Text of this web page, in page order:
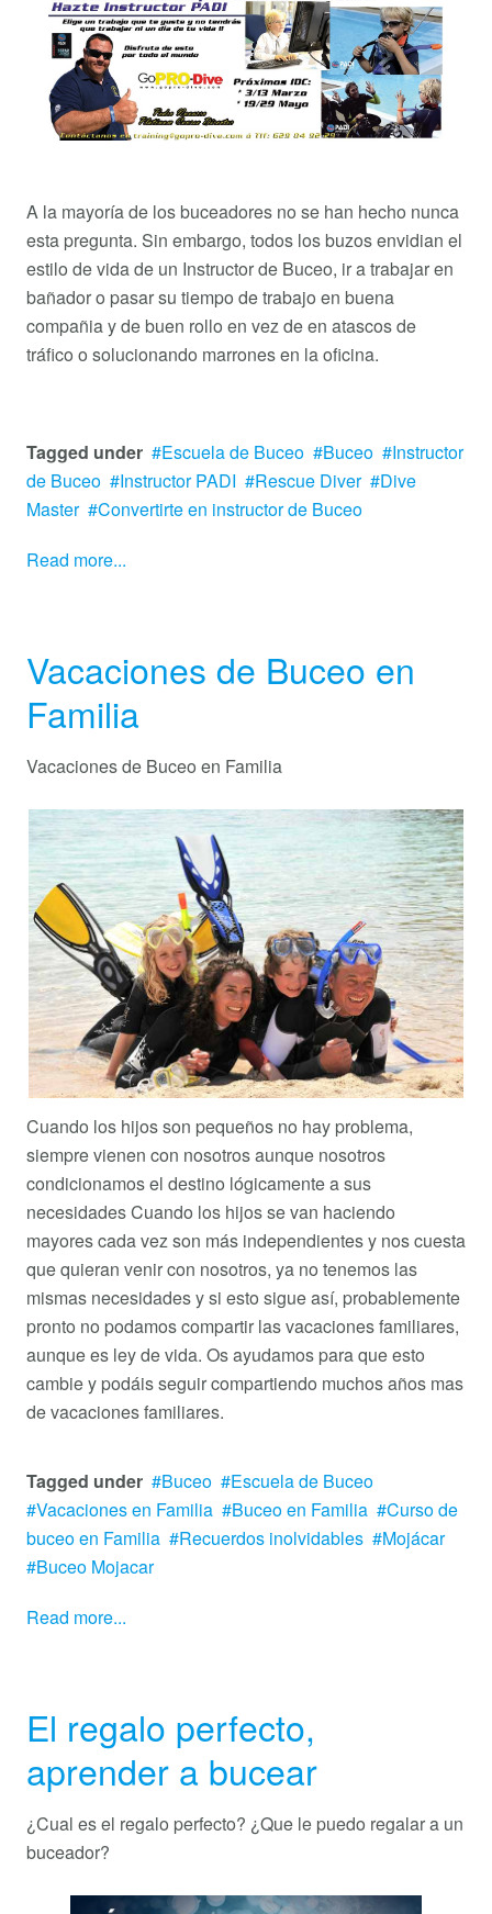
A la mayoría de los buceadores no se han hecho nunca
esta pregunta. Sin embargo, todos los buzos envidian el
estilo de vida de un Instructor de Buceo, ir a trabajar en
bañador o pasar su tiempo de trabajo en buena
compañia y de buen rollo en vez de en atascos de
tráfico o solucionando marrones en la oficina.
Tagged under Escuela de Buceo Buceo
Instructor
de Buceo
Instructor PADI Rescue Diver
Dive
Master
Convertirte en instructor de Buceo
Read more...
Vacaciones de Buceo en
Familia
Vacaciones de Buceo en Familia
Cuando los hijos son pequeños no hay problema,
siempre vienen con nosotros aunque nosotros
condicionamos el destino lógicamente a sus
necesidades Cuando los hijos se van haciendo
mayores cada vez son más independientes y nos cuesta
que quieran venir con nosotros, ya no tenemos las
mismas necesidades y si esto sigue así, probablemente
pronto no podamos compartir las vacaciones familiares,
aunque es ley de vida. Os ayudamos para que esto
cambie y podáis seguir compartiendo muchos años mas
de vacaciones familiares.
Tagged under Buceo
Escuela de Buceo
Vacaciones en Familia
Buceo en Familia
Curso de
buceo en Familia
Recuerdos inolvidables
Mojácar
Buceo Mojacar
Read more...
El regalo perfecto,
aprender a bucear
¿Cual es el regalo perfecto? ¿Que le puedo regalar a un
buceador?